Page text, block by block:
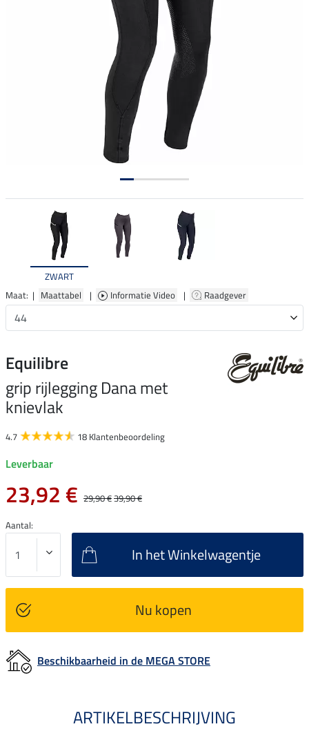
ZWART
Maat: | Maattabel | Informatie Video | Raadgever
Equilibre
grip rijlegging Dana met
knievlak
4.7 18 Klantenbeoordeling
Leverbaar
23,92 € 29,90 €39,90 €
Aantal:
In het Winkelwagentje
Nu kopen
Beschikbaarheid in de MEGA STORE
ARTIKELBESCHRIJVING